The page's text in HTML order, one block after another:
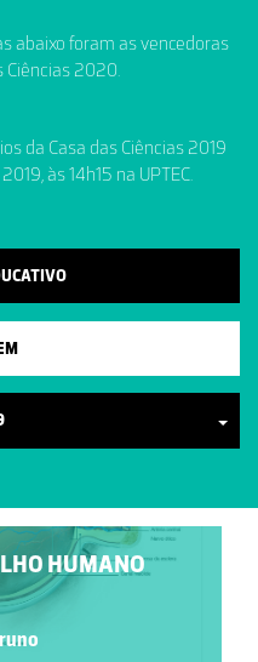
abaixo foram as vencedoras
Ciências 2020.
da Casa das Ciências 2019
às 14h15 na UPTEC.
HUMANO